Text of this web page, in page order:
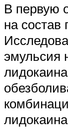
В первую
на состав
эмульсия